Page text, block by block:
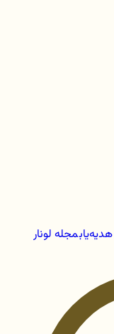
هدیه‌یابمجله لونار